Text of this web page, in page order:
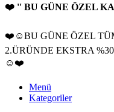
❤️ '' BU GÜNE ÖZEL
❤️☺️BU GÜNE ÖZEL
2.ÜRÜNDE EKSTRA
☺️❤️
Menü
Kategoriler